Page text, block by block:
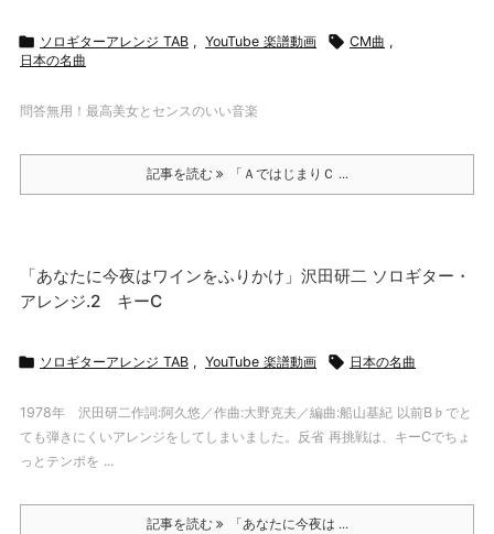
 ソロギターアレンジ TAB , YouTube 楽譜動画  CM曲 ,
日本の名曲
問答無用！最高美女とセンスのいい音楽
記事を読む 「ＡではじまりＣ ...
「あなたに今夜はワインをふりかけ」沢田研二 ソロギター・
アレンジ.2 キーC
 ソロギターアレンジ TAB , YouTube 楽譜動画  日本の名曲
1978年 沢田研二作詞:阿久悠／作曲:大野克夫／編曲:船山基紀 以前B♭でと
ても弾きにくいアレンジをしてしまいました。反省 再挑戦は、キーCでちょ
っとテンポを ...
記事を読む 「あなたに今夜は ...